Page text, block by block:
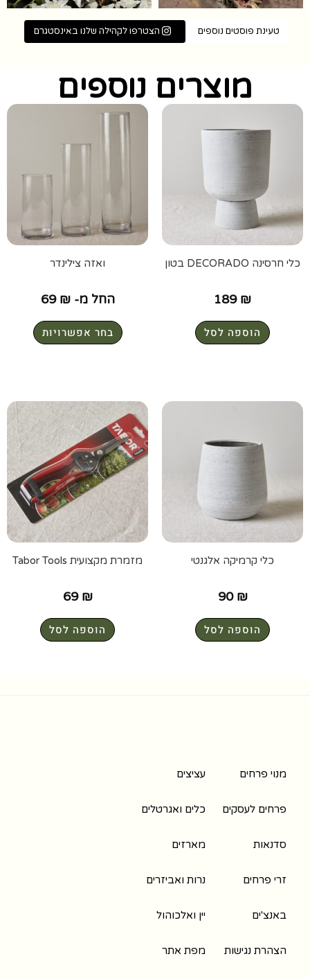
טעינת פוסטים נוספים הצטרפו לקהילה שלנו באינסטגרם
מוצרים נוספים
כלי חרסינה DECORADO בטון
189 ₪
הוספה לסל
ואזה צילינדר
החל מ- 69 ₪
בחר אפשרויות
כלי קרמיקה אלגנטי
90 ₪
הוספה לסל
מזמרת מקצועית Tabor Tools
69 ₪
הוספה לסל
מנוי פרחים
פרחים לעסקים
סדנאות
זרי פרחים
באנצ'ים
הצהרת נגישות
עציצים
כלים ואגרטלים
מארזים
נרות ואביזרים
יין ואלכוהול
מפת אתר